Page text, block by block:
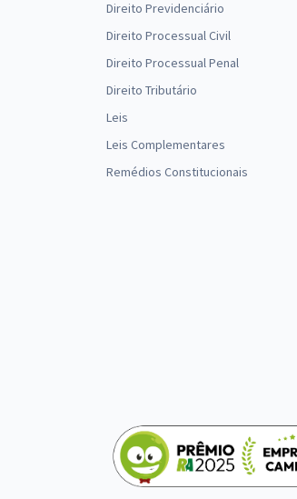
Direito Previdenciário
Direito Processual Civil
Direito Processual Penal
Direito Tributário
Leis
Leis Complementares
Remédios Constitucionais